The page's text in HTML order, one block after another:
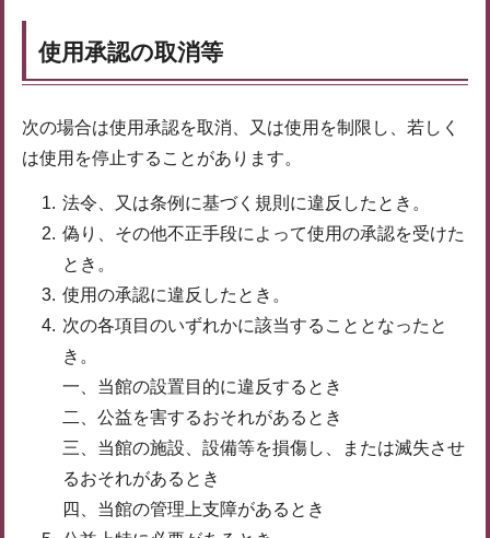
使用承認の取消等
次の場合は使用承認を取消、又は使用を制限し、若しく
は使用を停止することがあります。
法令、又は条例に基づく規則に違反したとき。
偽り、その他不正手段によって使用の承認を受けた
とき。
使用の承認に違反したとき。
次の各項目のいずれかに該当することとなったと
き。
一、当館の設置目的に違反するとき
二、公益を害するおそれがあるとき
三、当館の施設、設備等を損傷し、または滅失させ
るおそれがあるとき
四、当館の管理上支障があるとき